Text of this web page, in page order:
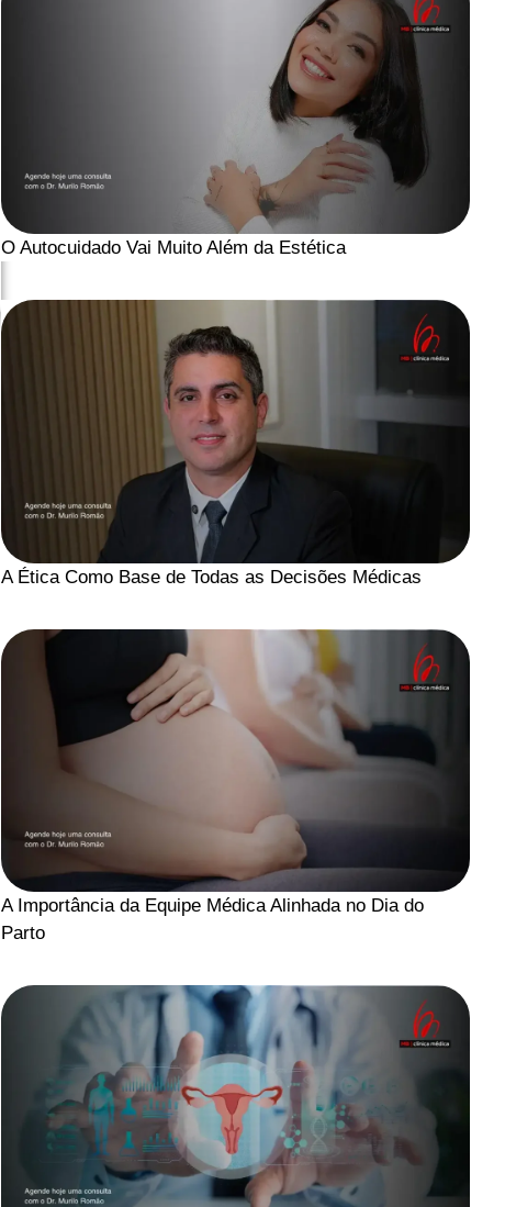
O Autocuidado Vai Muito Além da Estética
A Ética Como Base de Todas as Decisões Médicas
A Importância da Equipe Médica Alinhada no Dia do
Parto